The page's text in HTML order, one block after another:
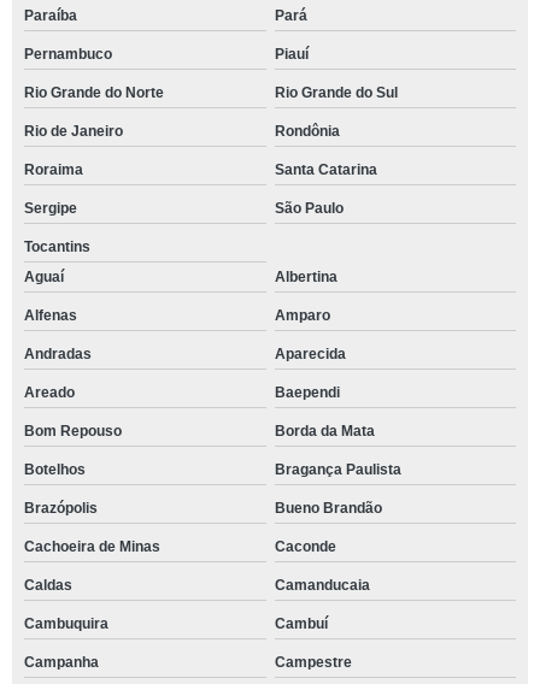
Paraíba Pará
Pernambuco Piauí
Rio Grande do Norte Rio Grande do Sul
Rio de Janeiro Rondônia
Roraima Santa Catarina
Sergipe São Paulo
Tocantins
Aguaí
Albertina
Alfenas Amparo
Andradas Aparecida
Areado Baependi
Bom Repouso Borda da Mata
Botelhos Bragança Paulista
Brazópolis Bueno Brandão
Cachoeira de Minas Caconde
Caldas Camanducaia
Cambuquira Cambuí
Campanha Campestre